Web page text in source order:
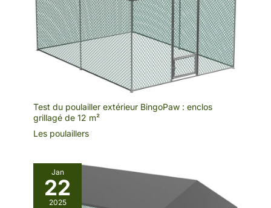
Test du poulailler extérieur BingoPaw : enclos
grillagé de 12 m²
Les poulaillers
Jan
22
2025